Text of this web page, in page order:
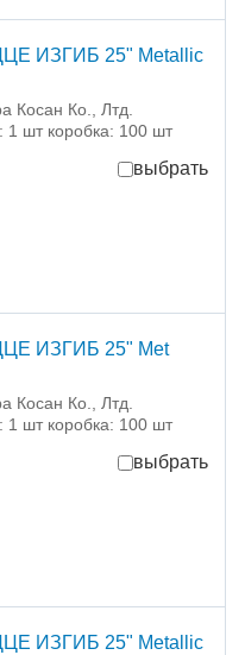
ИЗГИБ 25" Metallic
Косан Ко., Лтд.
1 шт коробка: 100 шт
выбрать
ИЗГИБ 25" Met
Косан Ко., Лтд.
1 шт коробка: 100 шт
выбрать
ИЗГИБ 25" Metallic